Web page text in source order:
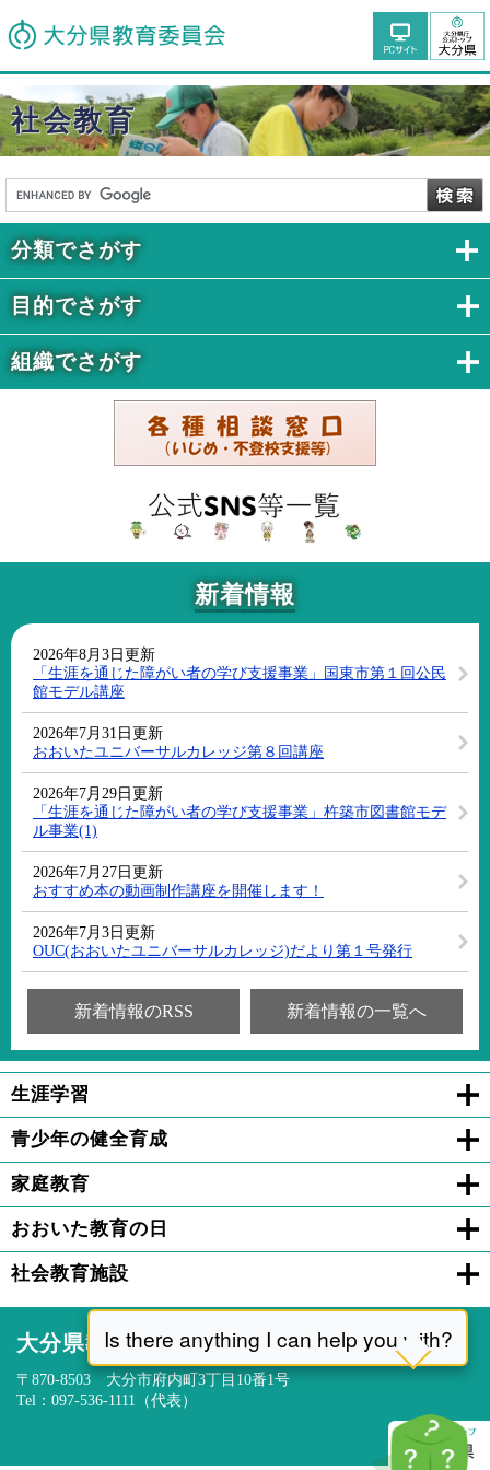
社会教育
新着情報
2026年8月3日更新
「生涯を通じた障がい者の学び支援事業」国東市第１回公民
館モデル講座
2026年7月31日更新
おおいたユニバーサルカレッジ第８回講座
2026年7月29日更新
「生涯を通じた障がい者の学び支援事業」杵築市図書館モデ
ル事業(1)
2026年7月27日更新
おすすめ本の動画制作講座を開催します！
2026年7月3日更新
OUC(おおいたユニバーサルカレッジ)だより第１号発行
新着情報のRSS 新着情報の一覧へ
生涯学習
青少年の健全育成
家庭教育
おおいた教育の日
社会教育施設
分類でさがす
目的でさがす
組織でさがす
大分県教育委員会
〒870-8503 大分市府内町3丁目10番1号
Tel：097-536-1111（代表）